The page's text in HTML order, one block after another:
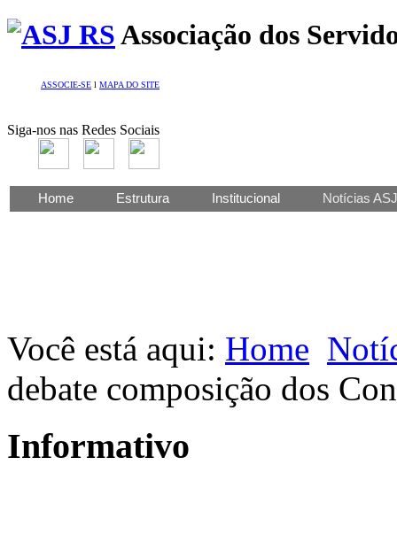
Associação dos
ASSOCIE-SE l MAPA DO SITE
Siga-nos nas Redes Sociais
Home Estrutura Institucional Notícias ASJ
Você está aqui: Home
debate composição dos
Informativo